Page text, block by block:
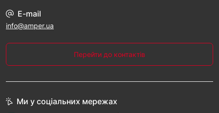
E-mail
info@amper.ua
Перейти до контактів
Ми у соціальних мережах